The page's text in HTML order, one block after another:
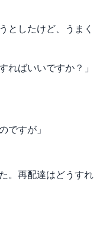
としたけど、うまく
ればいいですか？」
ですが」
。再配達はどうすれ